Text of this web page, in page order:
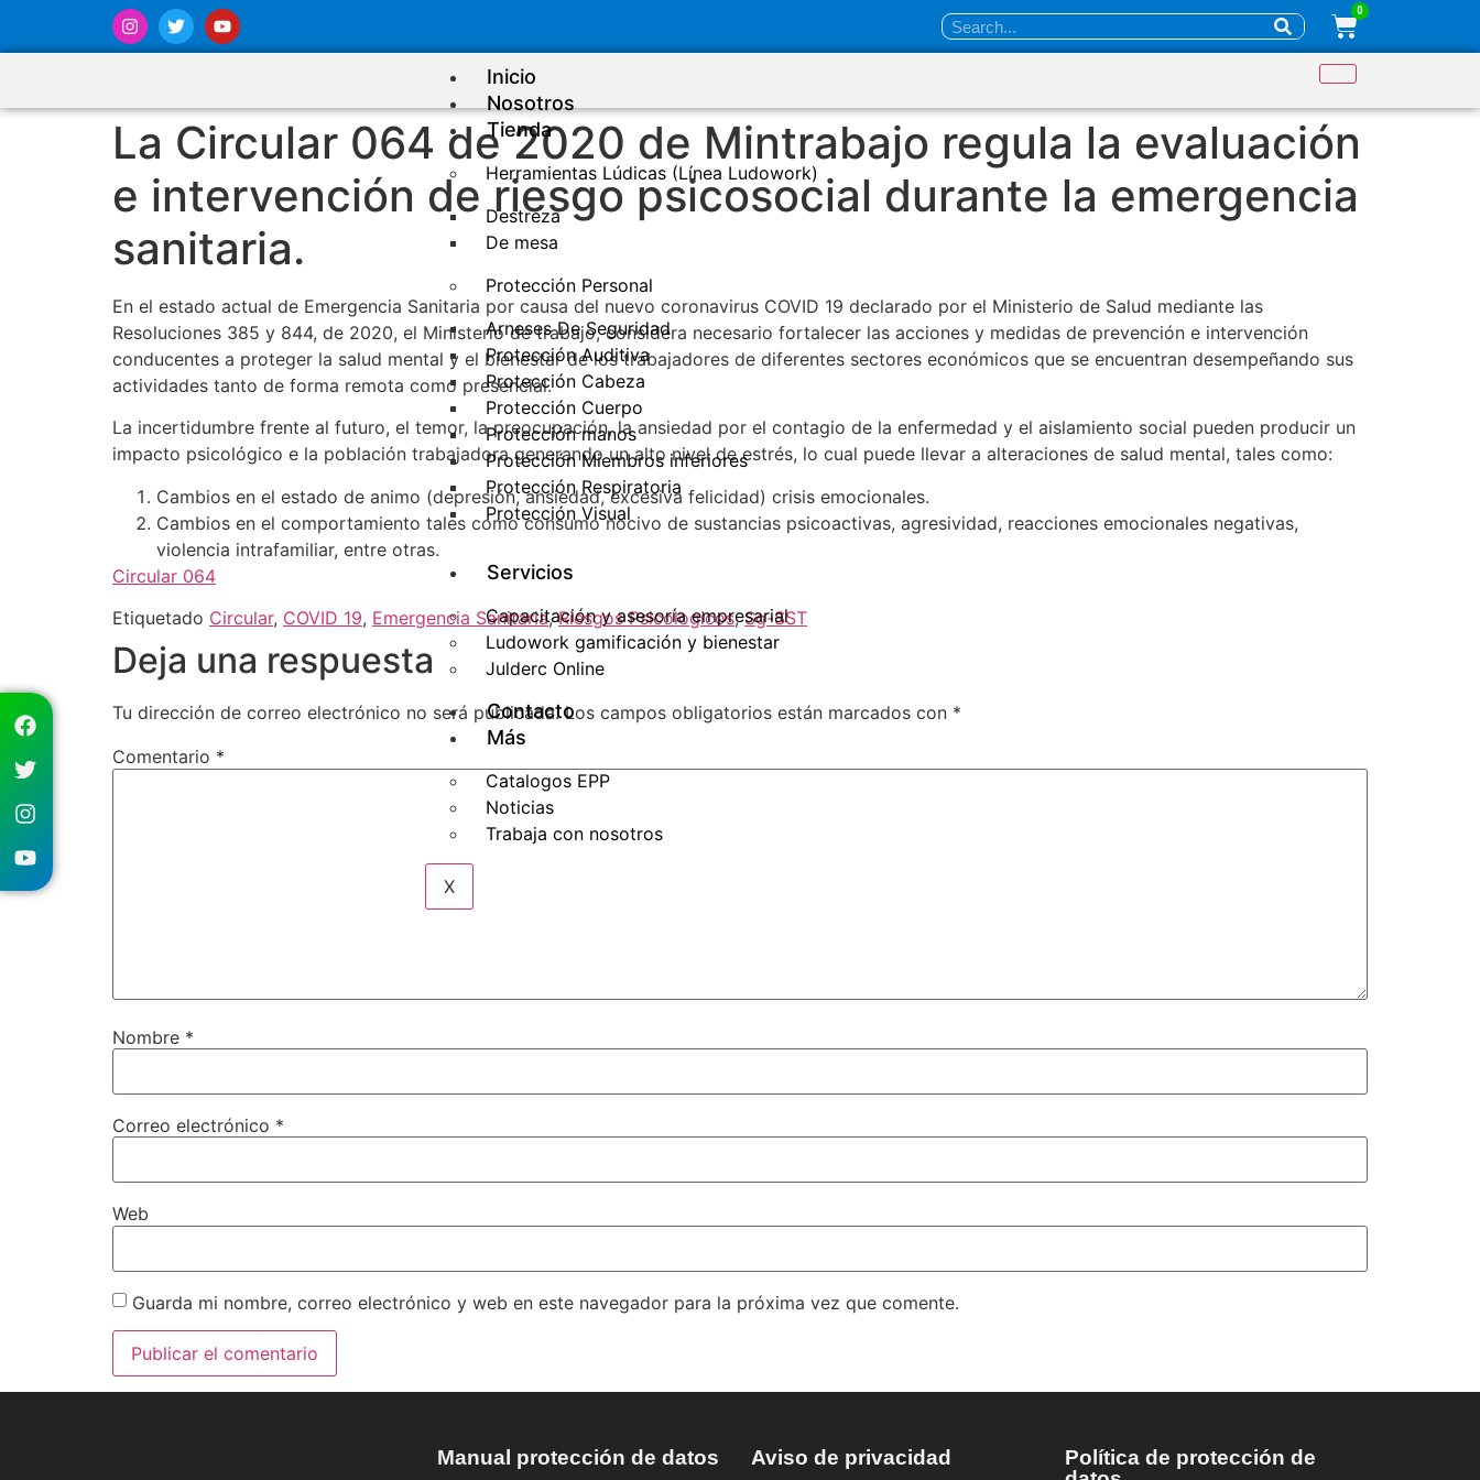
0
Inicio
Nosotros
Tienda
Herramientas Lúdicas (Línea Ludowork)
Destreza
De mesa
Protección Personal
Arneses De Seguridad
Protección Auditiva
Protección Cabeza
Protección Cuerpo
Protección manos
Protección Miembros inferiores
Protección Respiratoria
Protección Visual
Servicios
Capacitación y asesoría empresarial
Ludowork gamificación y bienestar
Julderc Online
Contacto
Más
Catalogos EPP
Noticias
Trabaja con nosotros
X
La Circular 064 de 2020 de Mintrabajo regula la evaluación
e intervención de riesgo psicosocial durante la emergencia
sanitaria.
En el estado actual de Emergencia Sanitaria por causa del nuevo coronavirus COVID 19 declarado por el Ministerio de Salud mediante las
Resoluciones 385 y 844, de 2020, el Ministerio de trabajo, considera necesario fortalecer las acciones y medidas de prevención e intervención
conducentes a proteger la salud mental y el bienestar de los trabajadores de diferentes sectores económicos que se encuentran desempeñando sus
actividades tanto de forma remota como presencial.
La incertidumbre frente al futuro, el temor, la preocupación, la ansiedad por el contagio de la enfermedad y el aislamiento social pueden producir un
impacto psicológico e la población trabajadora generando un alto nivel de estrés, lo cual puede llevar a alteraciones de salud mental, tales como:
Cambios en el estado de animo (depresión, ansiedad, excesiva felicidad) crisis emocionales.
Cambios en el comportamiento tales como consumo nocivo de sustancias psicoactivas, agresividad, reacciones emocionales negativas,
violencia intrafamiliar, entre otras.
Circular 064
Etiquetado Circular, COVID 19, Emergencia Sanitaria,Riesgos Psicologicos,Sg-SST
Deja una respuesta
Tu dirección de correo electrónico no será publicada. Los campos obligatorios están marcados con *
Comentario *
Nombre *
Correo electrónico *
Web
Guarda mi nombre, correo electrónico y web en este navegador para la próxima vez que comente.
Manual protección de datos Aviso de privacidad
Política de protección de